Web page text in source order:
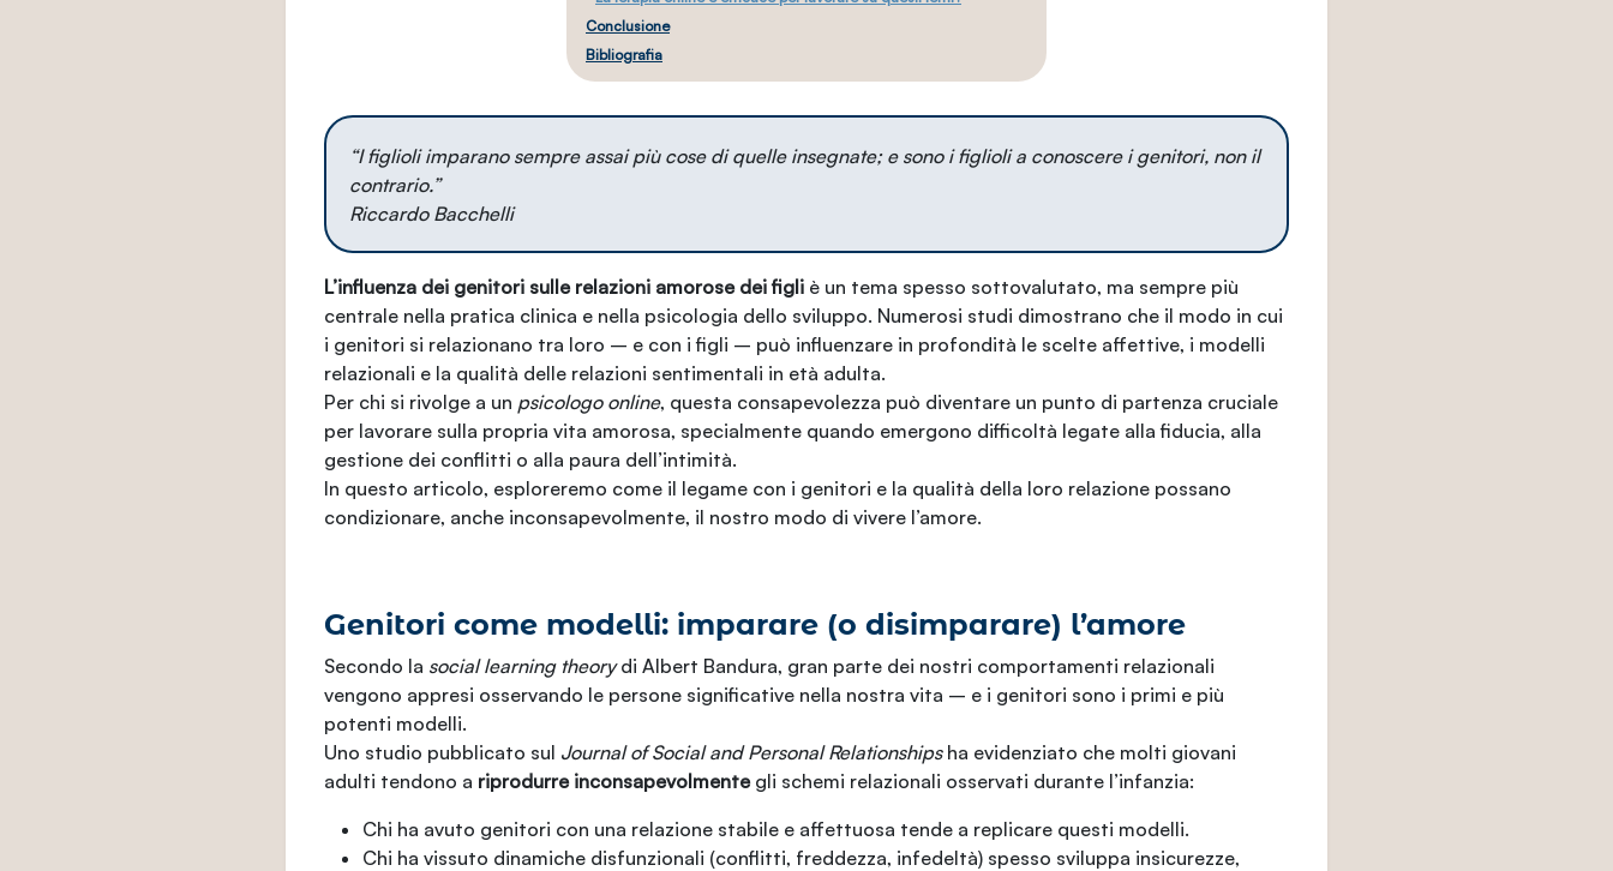
Conclusione
Bibliografia
“I figlioli imparano sempre assai più cose di quelle insegnate; e sono i figlioli a conoscere i genitori, non il
contrario.”
Riccardo Bacchelli
L’influenza dei genitori sulle relazioni amorose dei figli è un tema spesso sottovalutato, ma sempre più
centrale nella pratica clinica e nella psicologia dello sviluppo. Numerosi studi dimostrano che il modo in cui
i genitori si relazionano tra loro – e con i figli – può influenzare in profondità le scelte affettive, i modelli
relazionali e la qualità delle relazioni sentimentali in età adulta.
Per chi si rivolge a un psicologo online, questa consapevolezza può diventare un punto di partenza cruciale
per lavorare sulla propria vita amorosa, specialmente quando emergono difficoltà legate alla fiducia, alla
gestione dei conflitti o alla paura dell’intimità.
In questo articolo, esploreremo come il legame con i genitori e la qualità della loro relazione possano
condizionare, anche inconsapevolmente, il nostro modo di vivere l’amore.
Genitori come modelli: imparare (o disimparare) l’amore
Secondo la social learning theorydi Albert Bandura, gran parte dei nostri comportamenti relazionali
vengono appresi osservando le persone significative nella nostra vita – e i genitori sono i primi e più
potenti modelli.
Uno studio pubblicato sul Journal of Social and Personal Relationshipsha evidenziato che molti giovani
adulti tendono a riprodurre inconsapevolmentegli schemi relazionali osservati durante l’infanzia:
Chi ha avuto genitori con una relazione stabile e affettuosa tende a replicare questi modelli.
Chi ha vissuto dinamiche disfunzionali (conflitti, freddezza, infedeltà) spesso sviluppa insicurezze,